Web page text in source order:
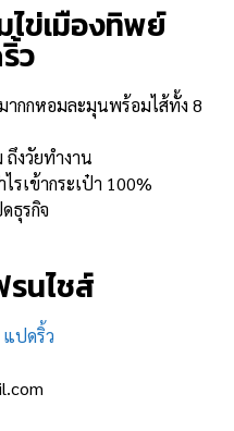
ข่เมืองทิพย์
ว
ากกหอมละมุนพร้อมไส้ทั้ง 8
ถึงวัยทำงาน
รเข้ากระเป๋า 100%
ธุรกิจ
นไชส์
ปดริ้ว